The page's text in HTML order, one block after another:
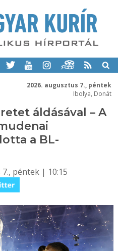
2026. augusztus 7., péntek
Ibolya, Donát
áldásával – A
a BL-
péntek | 10:15